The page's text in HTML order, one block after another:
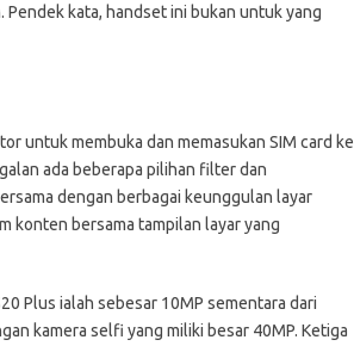
Pendek kata, handset ini bukan untuk yang
untuk membuka dan memasukan SIM card ke
ada beberapa pilihan filter dan
dengan berbagai keunggulan layar
konten bersama tampilan layar yang
Plus ialah sebesar 10MP sementara dari
kamera selfi yang miliki besar 40MP. Ketiga